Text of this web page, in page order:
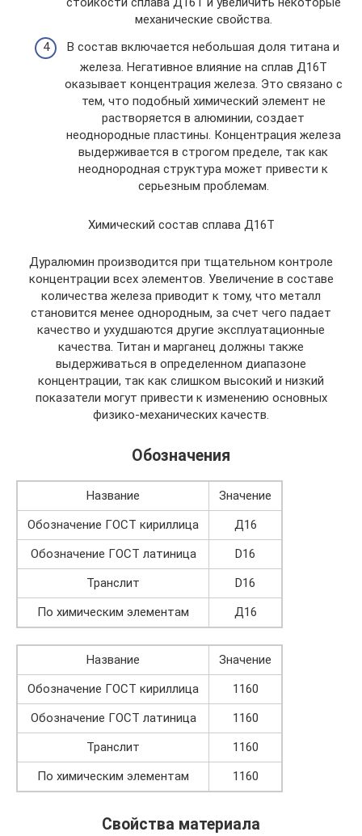
механические свойства.
В состав включается небольшая доля титана и
железа. Негативное влияние на сплав Д16Т
оказывает концентрация железа. Это связано с
тем, что подобный химический элемент не
растворяется в алюминии, создает
неоднородные пластины. Концентрация железа
выдерживается в строгом пределе, так как
неоднородная структура может привести к
серьезным проблемам.
Химический состав сплава Д16Т
Дуралюмин производится при тщательном контроле
концентрации всех элементов. Увеличение в составе
количества железа приводит к тому, что металл
становится менее однородным, за счет чего падает
качество и ухудшаются другие эксплуатационные
качества. Титан и марганец должны также
выдерживаться в определенном диапазоне
концентрации, так как слишком высокий и низкий
показатели могут привести к изменению основных
физико-механических качеств.
Обозначения
Название
Значение
Обозначение ГОСТ кириллица
Д16
Обозначение ГОСТ латиница
D16
Транслит
D16
По химическим элементам
Д16
Название
Значение
Обозначение ГОСТ кириллица
1160
Обозначение ГОСТ латиница
1160
Транслит
1160
По химическим элементам
1160
Свойства материала